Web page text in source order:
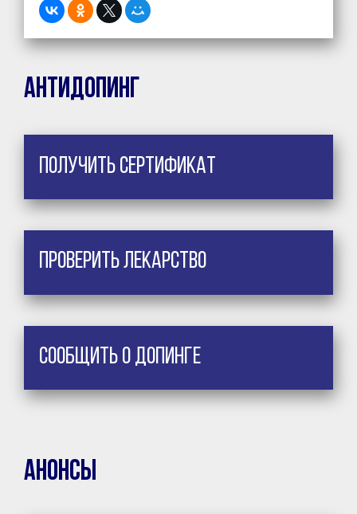
Антидопинг
Получить сертификат
Проверить лекарство
Сообщить о допинге
Анонсы